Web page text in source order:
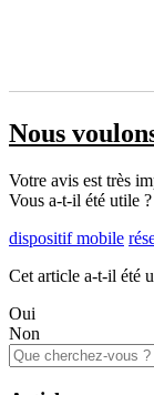
Nous
Votre avis est très
Vous a-t-il été utile
dispositif mobile
Cet article a-t-il été
Oui
Non